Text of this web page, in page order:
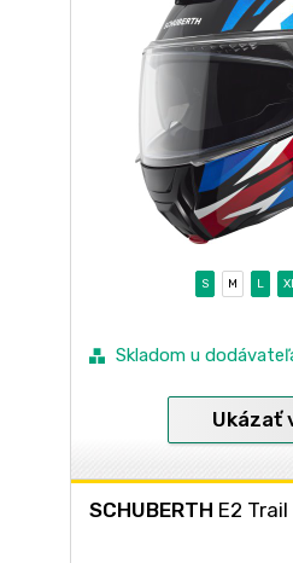
S M L
Skladom u
Ukázať
SCHUBERTH E2